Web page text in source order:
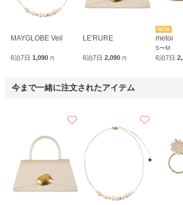
MAYGLOBE Veil
6泊7日 1,090 円
LE'RURE
6泊7日2,090円
metoi
S〜M
6泊7日
今まで一緒に注文されたアイテム